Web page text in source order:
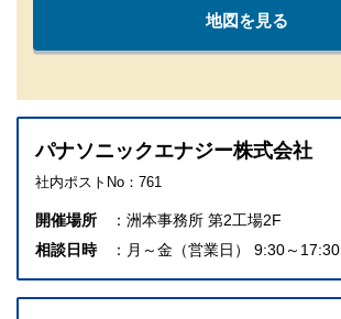
地図を見る
パナソニックエナジー株式会社
社内ポストNo：761
開催場所
洲本事務所 第2工場2F
相談日時
月～金（営業日） 9:30～17:30